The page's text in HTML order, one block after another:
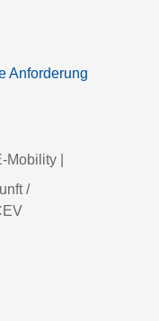
Anforderung
Mobility |
/